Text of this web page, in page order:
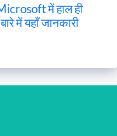
में हाल ही
में यहाँ जानकारी